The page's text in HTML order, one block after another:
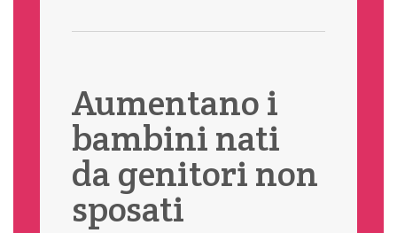
Aumentano i
bambini nati
da genitori non
sposati